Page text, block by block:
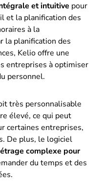
et intuitive pour
et la planification des
à la
la planification des
Kelio offre une
entreprises à optimiser
personnel.
très personnalisable
élevé, ce qui peut
certaines entreprises,
De plus, le logiciel
complexe pour
du temps et des